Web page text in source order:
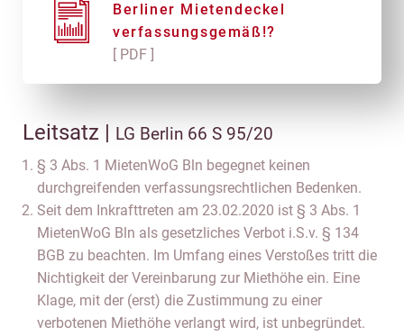
Berliner Mietendeckel
verfassungsgemäß!?
[ PDF ]
Leitsatz | LG Berlin 66 S 95/20
§ 3 Abs. 1 MietenWoG Bln begegnet keinen
durchgreifenden verfassungsrechtlichen Bedenken.
Seit dem Inkrafttreten am 23.02.2020 ist § 3 Abs. 1
MietenWoG Bln als gesetzliches Verbot i.S.v. § 134
BGB zu beachten. Im Umfang eines Verstoßes tritt die
Nichtigkeit der Vereinbarung zur Miethöhe ein. Eine
Klage, mit der (erst) die Zustimmung zu einer
verbotenen Miethöhe verlangt wird, ist unbegründet.